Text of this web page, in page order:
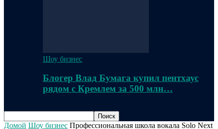
Шоу бизнес
Блогер Влад Бумага купил пентхаус
рядом с Кремлем за 500 млн…
Домой Шоу бизнес Профессиональная школа вокала Solo Next